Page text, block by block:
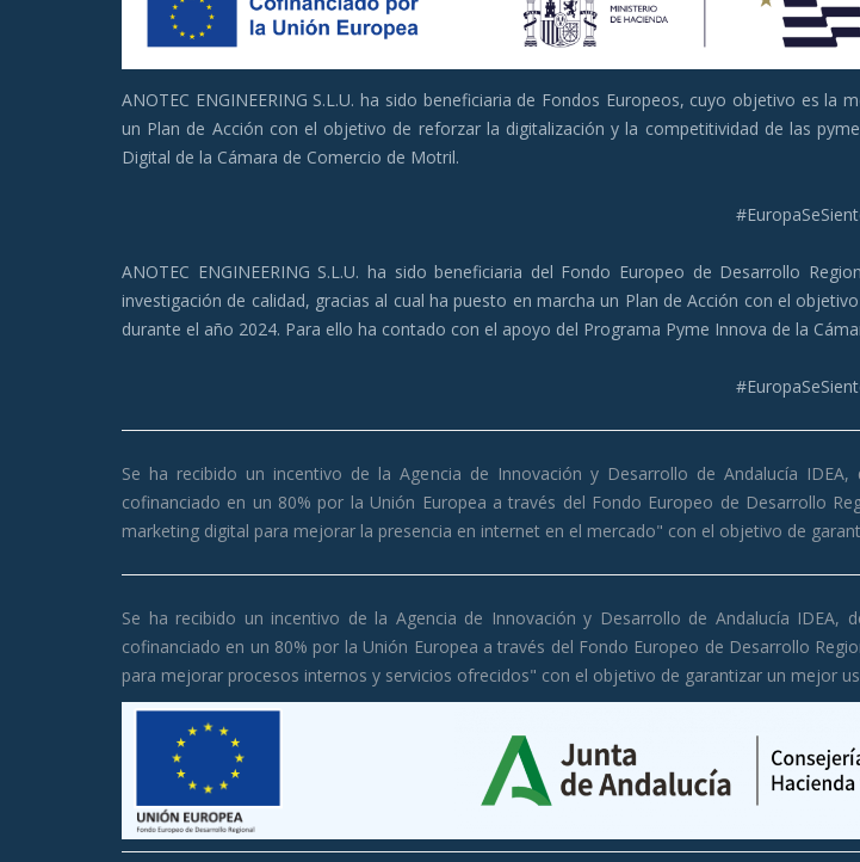
ANOTEC ENGINEERING S.L.U. ha sido beneficiaria de Fondos Europeos, cuyo objetivo es
un Plan de Acción con el objetivo de reforzar la digitalización y la competitividad de las
Digital de la Cámara de Comercio de Motril.
ANOTEC ENGINEERING S.L.U. ha sido beneficiaria del Fondo Europeo de Desarrollo
investigación de calidad, gracias al cual ha puesto en marcha un Plan de Acción con el
durante el año 2024. Para ello ha contado con el apoyo del Programa Pyme Innova de la
Se ha recibido un incentivo de la Agencia de Innovación y Desarrollo de Andalucía
cofinanciado en un 80% por la Unión Europea a través del Fondo Europeo de Desarrollo
marketing digital para mejorar la presencia en internet en el mercado" con el objetivo de
Se ha recibido un incentivo de la Agencia de Innovación y Desarrollo de Andalucía
cofinanciado en un 80% por la Unión Europea a través del Fondo Europeo de Desarrollo
para mejorar procesos internos y servicios ofrecidos" con el objetivo de garantizar un mejor